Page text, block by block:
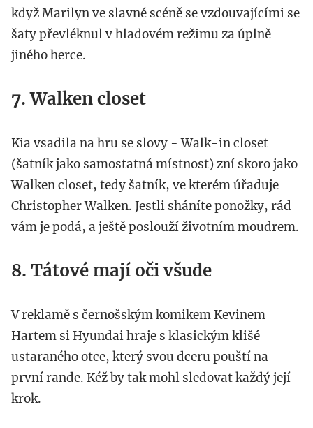
když Marilyn ve slavné scéně se vzdouvajícími se
šaty převléknul v hladovém režimu za úplně
jiného herce.
7. Walken closet
Kia vsadila na hru se slovy - Walk-in closet
(šatník jako samostatná místnost) zní skoro jako
Walken closet, tedy šatník, ve kterém úřaduje
Christopher Walken. Jestli sháníte ponožky, rád
vám je podá, a ještě poslouží životním moudrem.
8. Tátové mají oči všude
V reklamě s černošským komikem Kevinem
Hartem si Hyundai hraje s klasickým klišé
ustaraného otce, který svou dceru pouští na
první rande. Kéž by tak mohl sledovat každý její
krok.